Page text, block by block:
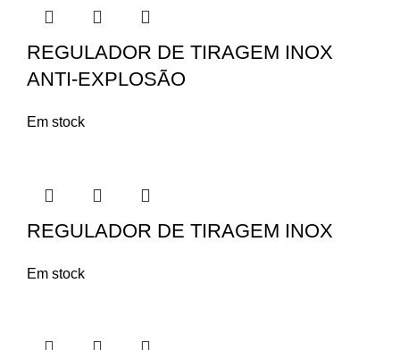
REGULADOR DE TIRAGEM INOX
ANTI-EXPLOSÃO
Em stock
REGULADOR DE TIRAGEM INOX
Em stock